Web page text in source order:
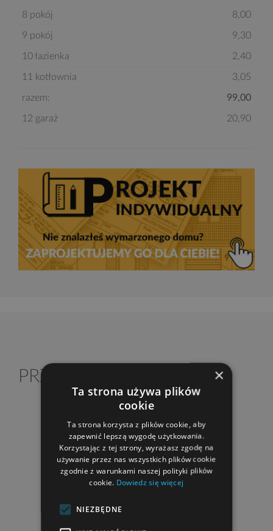
8 pokój 8,00
9 pokój 9,30
10 łazienka 2,40
11 kotłownia 3,05
razem: 99,00
12 garaż 20,90
PRZEKRÓJ DOMU ×
Ta strona używa plików
cookie
Ta strona korzysta z plików cookie, aby
zapewnić lepszą wygodę użytkowania.
Korzystając z tej strony, wyrażasz zgodę na
używanie przez nas wszystkich plików cookie
zgodnie z warunkami naszej polityki plików
cookie. Dowiedz się więcej
NIEZBĘDNE